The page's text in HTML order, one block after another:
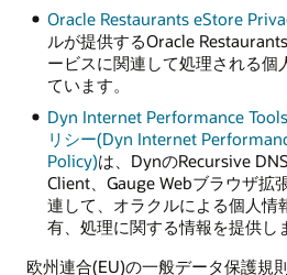
Oracle Restaurants eStore
ルが提供するOracle
ービスに関連して処理される個
ています。
Dyn Internet Performance
リシー(Dyn Internet
Policy)は、DynのRecursive
Client、Gauge Webブラウザ拡
連して、オラクルによる個人情
有、処理に関する情報を提供し
欧州連合(EU)の一般データ保護規